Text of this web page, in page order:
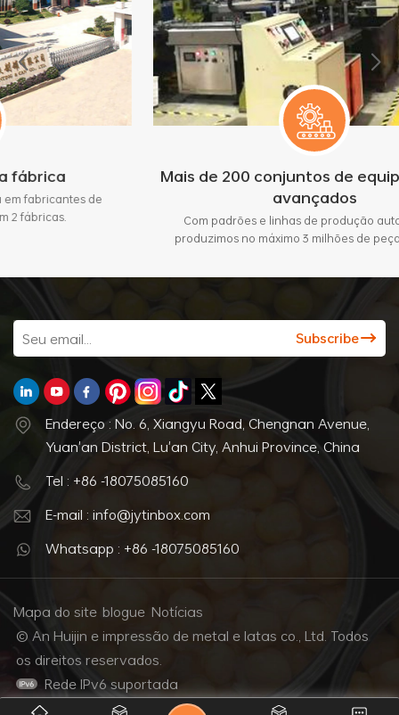
de
Mais de 200 conjuntos de equipamentos
avançados
Com padrões e linhas de produção automáticas,
produzimos no máximo 3 milhões de peças por mês.
Endereço : No. 6, Xiangyu Road, Chengnan Avenue,
Yuan'an District, Lu'an City, Anhui Province, China
Tel : +86 -18075085160
E-mail : info@jytinbox.com
Whatsapp : +86 -18075085160
Mapa do site blogue Notícias
© An Huijin e impressão de metal e latas co., Ltd. Todos
os direitos reservados.
Rede IPv6 suportada